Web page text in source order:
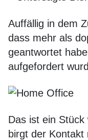
Auffällig in dem
dass mehr als
geantwortet
aufgefordert
Das ist ein
birgt der